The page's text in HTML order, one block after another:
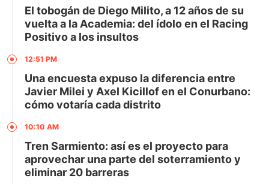
El tobogán de Diego Milito, a 12 años de su
vuelta a la Academia: del ídolo en el Racing
Positivo a los insultos
12:51 PM
Una encuesta expuso la diferencia entre
Javier Milei y Axel Kicillof en el Conurbano:
cómo votaría cada distrito
10:10 AM
Tren Sarmiento: así es el proyecto para
aprovechar una parte del soterramiento y
eliminar 20 barreras